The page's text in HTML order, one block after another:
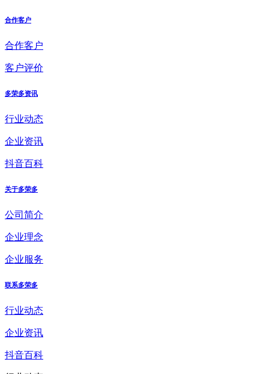
合作客户
合作客户
客户评价
多荣多资讯
行业动态
企业资讯
抖音百科
关于多荣多
公司简介
企业理念
企业服务
联系多荣多
行业动态
企业资讯
抖音百科